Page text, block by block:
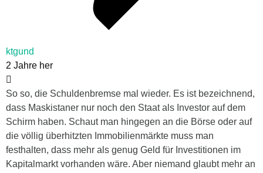
ktgund
2 Jahre her
So so, die Schuldenbremse mal wieder. Es ist bezeichnend,
dass Maskistaner nur noch den Staat als Investor auf dem
Schirm haben. Schaut man hingegen an die Börse oder auf
die völlig überhitzten Immobilienmärkte muss man
festhalten, dass mehr als genug Geld für Investitionen im
Kapitalmarkt vorhanden wäre. Aber niemand glaubt mehr an